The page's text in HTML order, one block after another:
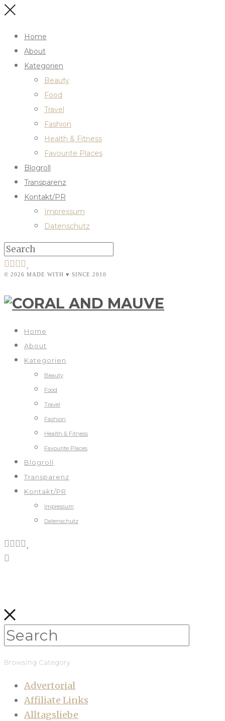
Home
About
Kategorien
Beauty
Food
Travel
Fashion
Health & Fitness
Favourite Places
Blogroll
Transparenz
Kontakt/PR
Impressum
Datenschutz
© 2026 MADE WITH ♥ SINCE 2010
Home
About
Kategorien
Beauty
Food
Travel
Fashion
Health & Fitness
Favourite Places
Blogroll
Transparenz
Kontakt/PR
Impressum
Datenschutz
Browsing Category
Advertorial
Affiliate Links
Alltagsliebe